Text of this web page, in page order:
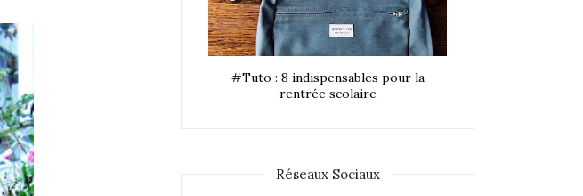
#Tuto : 8 indispensables pour la
rentrée scolaire
Réseaux Sociaux